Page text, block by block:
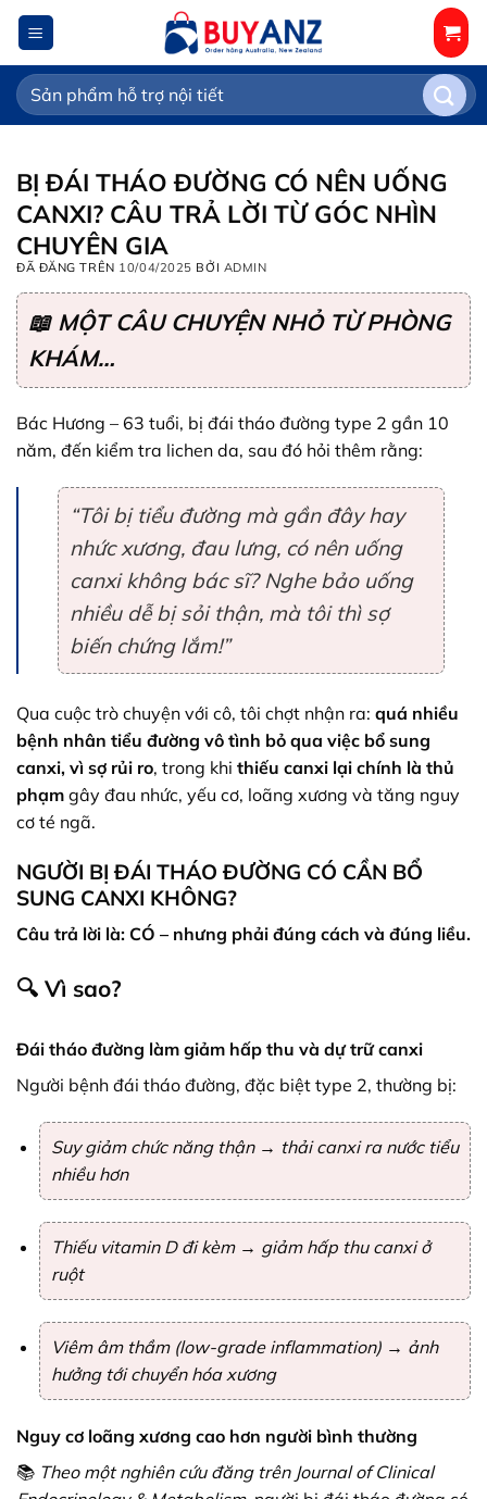
Chuyển
đến
nội
dung
Tìm
kiếm:
BỊ ĐÁI THÁO ĐƯỜNG CÓ NÊN UỐNG
CANXI? CÂU TRẢ LỜI TỪ GÓC NHÌN
CHUYÊN GIA
ĐÃ ĐĂNG TRÊN 10/04/2025 BỞI ADMIN
📖 MỘT CÂU CHUYỆN NHỎ TỪ PHÒNG
KHÁM…
Bác Hương – 63 tuổi, bị đái tháo đường type 2 gần 10
năm, đến kiểm tra lichen da, sau đó hỏi thêm rằng:
“Tôi bị tiểu đường mà gần đây hay
nhức xương, đau lưng, có nên uống
canxi không bác sĩ? Nghe bảo uống
nhiều dễ bị sỏi thận, mà tôi thì sợ
biến chứng lắm!”
Qua cuộc trò chuyện với cô, tôi chợt nhận ra: quá nhiều
bệnh nhân tiểu đường vô tình bỏ qua việc bổ sung
canxi, vì sợ rủi ro, trong khi thiếu canxi lại chính là thủ
phạm gây đau nhức, yếu cơ, loãng xương và tăng nguy
cơ té ngã.
NGƯỜI BỊ ĐÁI THÁO ĐƯỜNG CÓ CẦN BỔ
SUNG CANXI KHÔNG?
Câu trả lời là: CÓ – nhưng phải đúng cách và đúng liều.
🔍 Vì sao?
Đái tháo đường làm giảm hấp thu và dự trữ canxi
Người bệnh đái tháo đường, đặc biệt type 2, thường bị:
Suy giảm chức năng thận → thải canxi ra nước tiểu
nhiều hơn
Thiếu vitamin D đi kèm → giảm hấp thu canxi ở
ruột
Viêm âm thầm (low-grade inflammation) → ảnh
hưởng tới chuyển hóa xương
Nguy cơ loãng xương cao hơn người bình thường
📚 Theo một nghiên cứu đăng trên Journal of Clinical